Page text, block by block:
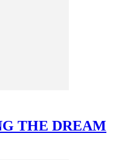
THE DREAM